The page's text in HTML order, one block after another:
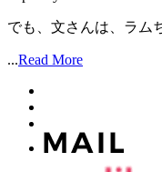
でも、文さんは、ラム
...Read More